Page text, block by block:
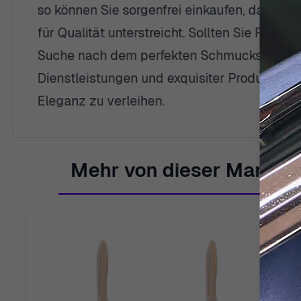
so können Sie sorgenfrei einkaufen, da
für Qualität unterstreicht. Sollten Sie
Suche nach dem perfekten Schmuckstück
Dienstleistungen und exquisiter Produkte
Eleganz zu verleihen.
Mehr von dieser Marke